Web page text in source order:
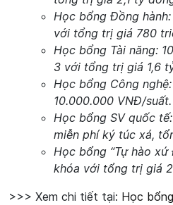
Học bổng Đồng
với tổng trị giá 780
Học bổng Tài năng:
3 với tổng trị giá 1,6
Học bổng Công
10.000.000 VNĐ/suất.
Học bổng SV quốc
miễn phí ký túc xá,
Học bổng “Tự hào
khóa với tổng trị giá
>>> Xem chi tiết tại: Học